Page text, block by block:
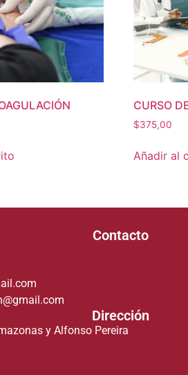
CURSO
$375,00
Añadir al
Contacto
Dirección
y Alfonso Pereira